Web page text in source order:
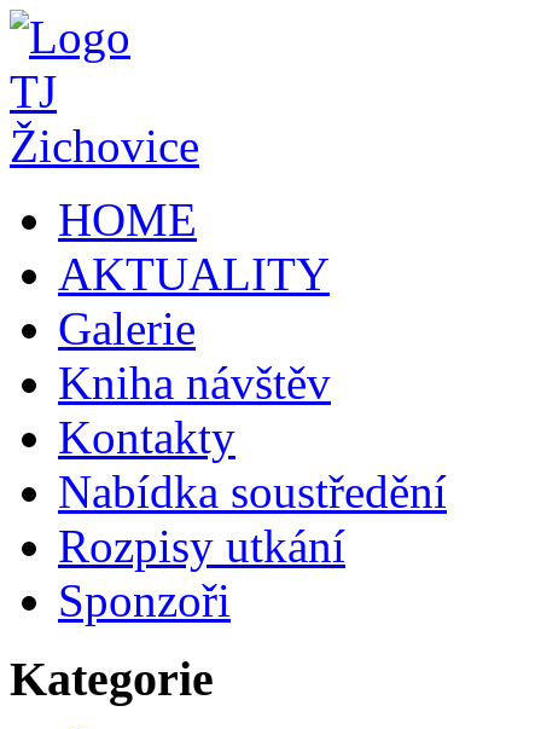
HOME
AKTUALITY
Galerie
Kniha návštěv
Kontakty
Nabídka soustředění
Rozpisy utkání
Sponzoři
Kategorie